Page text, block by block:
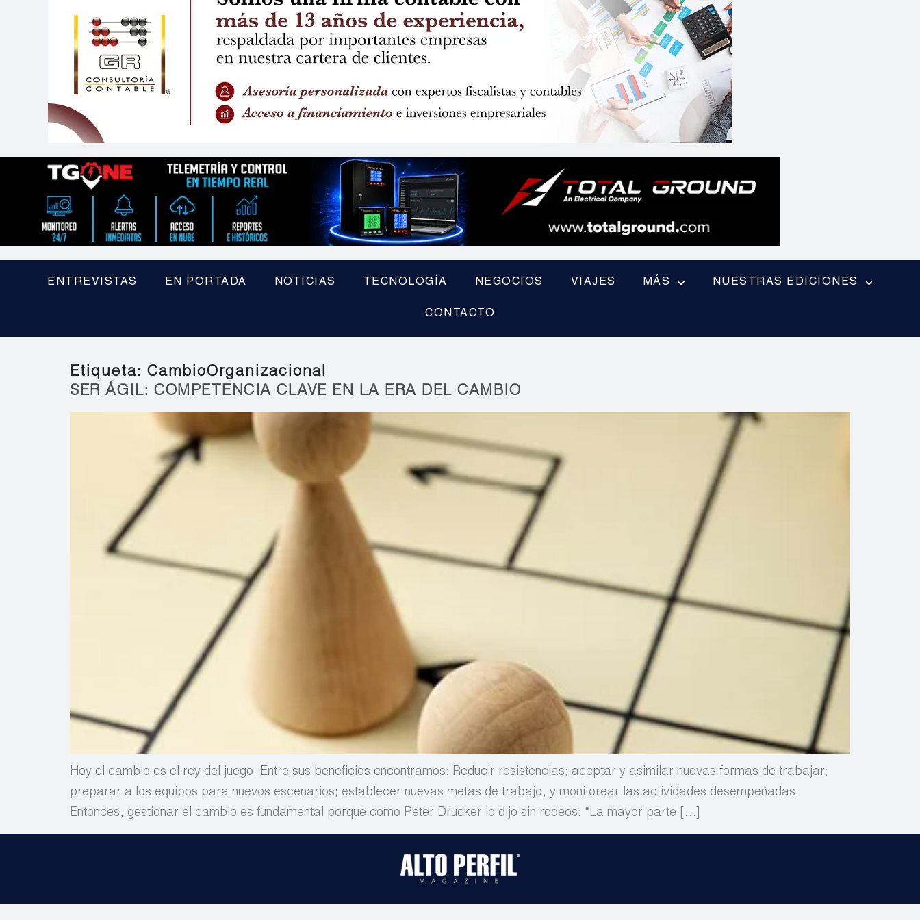
ENTREVISTAS EN PORTADA NOTICIAS TECNOLOGÍA NEGOCIOS VIAJES MÁS NUESTRAS EDICIONES
CONTACTO
Etiqueta:CambioOrganizacional
SER ÁGIL: COMPETENCIA CLAVE EN LA ERA DEL CAMBIO
Hoy el cambio es el rey del juego. Entre sus beneficios encontramos: Reducir resistencias; aceptar y asimilar nuevas formas de trabajar;
preparar a los equipos para nuevos escenarios; establecer nuevas metas de trabajo, y monitorear las actividades desempeñadas.
Entonces, gestionar el cambio es fundamental porque como Peter Drucker lo dijo sin rodeos: “La mayor parte […]